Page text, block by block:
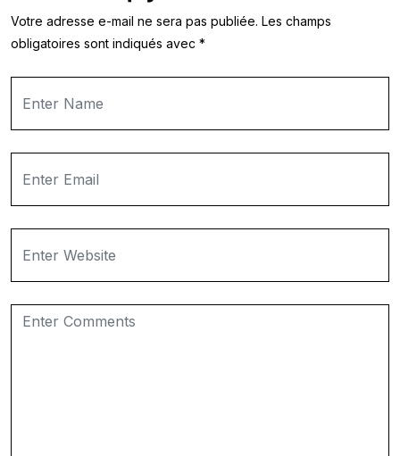
Votre adresse e-mail ne sera pas publiée. Les champs
obligatoires sont indiqués avec *